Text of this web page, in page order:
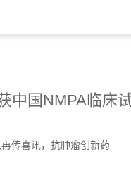
中国NMPA临床
传喜讯，抗肿瘤创新药